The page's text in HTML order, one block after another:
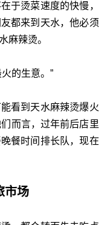
于烫菜速度的快慢，
都来到天水，他必须
麻辣烫。
的生意。”
看到天水麻辣烫爆火
而言，过年前后店里
餐时间排长队，现在
市场